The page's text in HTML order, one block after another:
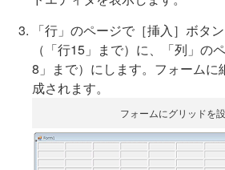
「行」のページで［挿入］ボタ
（「行15」まで）に、「列」の
8」まで）にします。フォームに
成されます。
フォームにグリッドを